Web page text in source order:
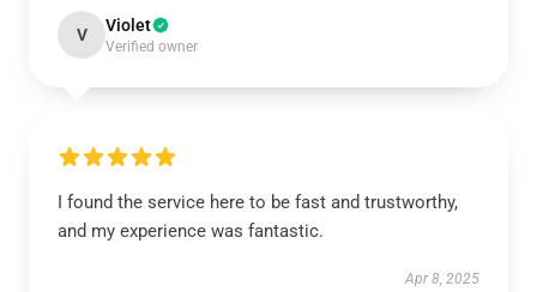
V Violet
Verified owner
I found the service here to be fast and trustworthy,
and my experience was fantastic.
Apr 8, 2025